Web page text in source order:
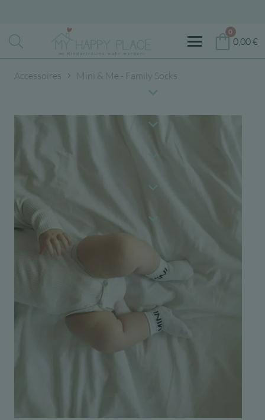
0
0,00€
Accessoires Mini & Me - Family Socks